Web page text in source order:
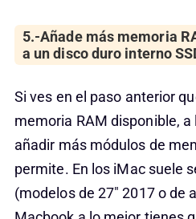
5.-Añade más memoria
a un disco duro interno
Si ves en el paso anterior
memoria RAM disponible,
añadir más módulos de
permite. En los iMac suele
(modelos de 27″ 2017 o de